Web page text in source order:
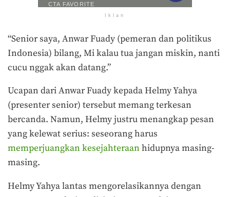
Iklan
“Senior saya, Anwar Fuady (pemeran dan politikus
Indonesia) bilang, Mi kalau tua jangan miskin, nanti
cucu nggak akan datang.”
Ucapan dari Anwar Fuady kepada Helmy Yahya
(presenter senior) tersebut memang terkesan
bercanda. Namun, Helmy justru menangkap pesan
yang kelewat serius: seseorang harus
memperjuangkan kesejahteraan hidupnya masing-
masing.
Helmy Yahya lantas mengorelasikannya dengan